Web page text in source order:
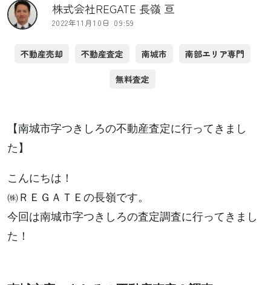
株式会社REGATE 長嶺 亘
2022年11月10日 09:59
不動産売却 不動産査定 南城市 南部エリア専門
無料査定
【南城市字つきしろの不動産査定に行ってきまし
た】
こんにちは！
㈱ＲＥＧＡＴＥの長嶺です。
今回は南城市字つきしろの査定調査に行ってきまし
た！